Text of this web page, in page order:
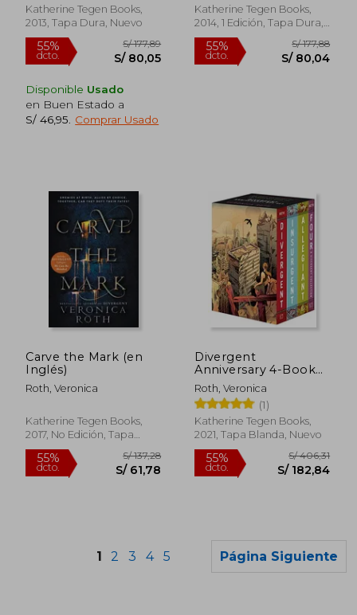
55%
dcto.
S/ 327,78 40%
dcto. S/
Katherine Tegen Books,
2013, Tapa Dura, Nuevo
Disponible Usado
en Buen Estado a
S/ 46,95
Comprar Usado
Katherine Tegen Books,
2014, 1 Edición, Tapa Dura,
Nuevo
Carve the Mark (en
Inglés)
Roth, Veronica
Katherine Tegen Books,
2017, No Edición, Tapa
Blanda, Nuevo
Divergent
Anniversary 4-Book
box Set: Divergent,
Insurgent, Allegiant,
Four (en Inglés)
Roth, Veronica
(1)
Katherine Tegen Books,
2021, Tapa Blanda, Nuevo
1 2 3 4 5 Página Siguiente